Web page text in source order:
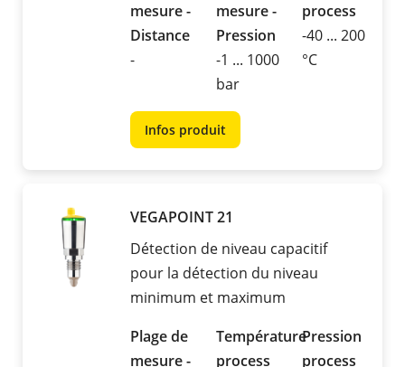
mesure -
Distance
-
mesure -
Pression
-1 ... 1000
bar
process
-40 ... 200
°C
Infos produit
VEGAPOINT 21
Détection de niveau capacitif
pour la détection du niveau
minimum et maximum
Plage de
mesure -
Température
process
Pression
process